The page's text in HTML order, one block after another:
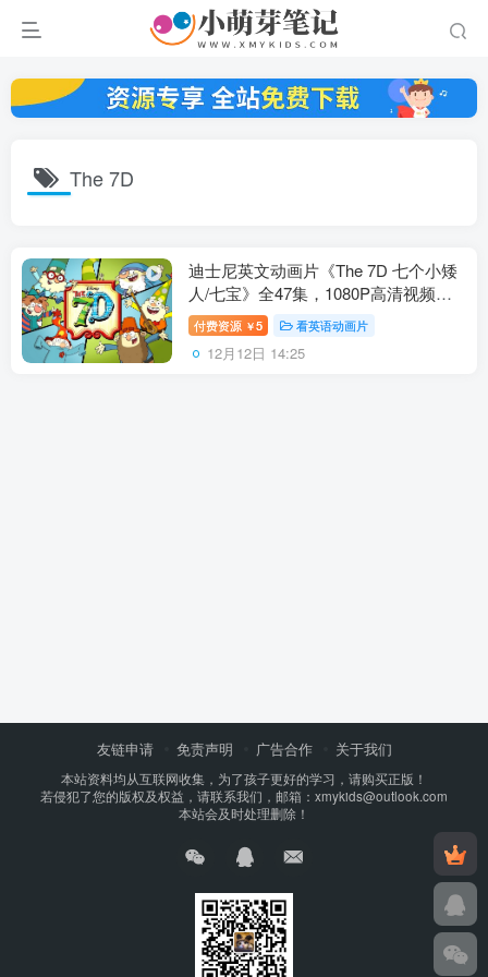
The 7D
迪士尼英文动画片《The 7D 七个小矮
人/七宝》全47集，1080P高清视频带
英文字幕，百度云网盘下载！
付费资源 ￥5 看英语动画片
12月12日 14:25
友链申请 免责声明 广告合作 关于我们
本站资料均从互联网收集，为了孩子更好的学习，请购买正版！
若侵犯了您的版权及权益，请联系我们，邮箱：xmykids@outlook.com
本站会及时处理删除！